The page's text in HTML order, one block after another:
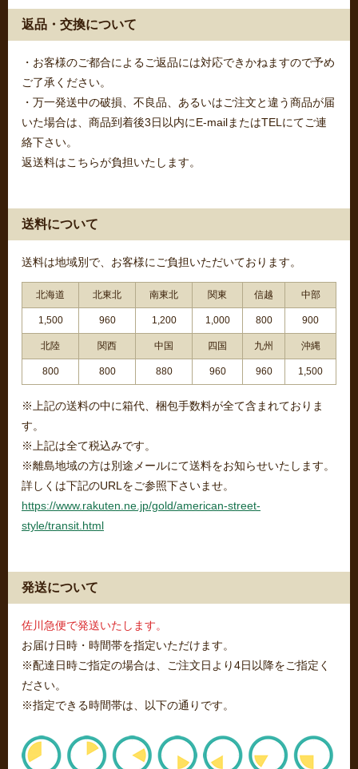
返品・交換について
・お客様のご都合によるご返品には対応できかねますので予め
ご了承ください。
・万一発送中の破損、不良品、あるいはご注文と違う商品が届
いた場合は、商品到着後3日以内にE-mailまたはTELにてご連
絡下さい。
返送料はこちらが負担いたします。
送料について
送料は地域別で、お客様にご負担いただいております。
北海道 北東北 南東北 関東 信越 中部
1,500 960 1,200 1,000 800 900
北陸 関西 中国 四国 九州 沖縄
800 800 880 960 960 1,500
※上記の送料の中に箱代、梱包手数料が全て含まれておりま
す。
※上記は全て税込みです。
※離島地域の方は別途メールにて送料をお知らせいたします。
詳しくは下記のURLをご参照下さいませ。
https://www.rakuten.ne.jp/gold/american-street-
style/transit.html
発送について
佐川急便で発送いたします。
お届け日時・時間帯を指定いただけます。
※配達日時ご指定の場合は、ご注文日より4日以降をご指定く
ださい。
※指定できる時間帯は、以下の通りです。